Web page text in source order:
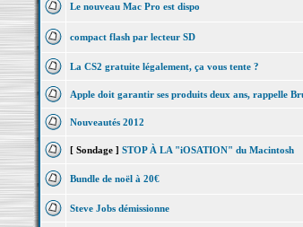
Le nouveau Mac Pro est dispo
compact flash par lecteur SD
La CS2 gratuite légalement, ça vous tente ?
Apple doit garantir ses produits deux ans, rappelle
Nouveautés 2012
[ Sondage ] STOP À LA "iOSATION" du Macintosh
Bundle de noël à 20€
Steve Jobs démissionne